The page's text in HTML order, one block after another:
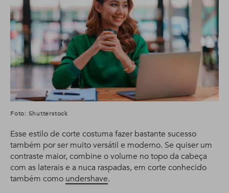
Foto: Shutterstock
Esse estilo de corte costuma fazer bastante sucesso
também por ser muito versátil e moderno. Se quiser um
contraste maior, combine o volume no topo da cabeça
com as laterais e a nuca raspadas, em corte conhecido
também como undershave.